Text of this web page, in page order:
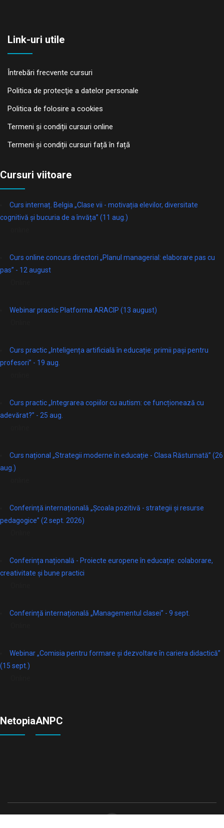
Link-uri utile
Întrebări frecvente cursuri
Politica de protecţie a datelor personale
Politica de folosire a cookies
Termeni și condiții cursuri online
Termeni și condiții cursuri față în față
Cursuri viitoare
Curs internaț. Belgia „Clase vii - motivația elevilor, diversitate
cognitivă și bucuria de a învăța” (11 aug.)
Curs online concurs directori „Planul managerial: elaborare pas cu
pas” - 12 august
Webinar practic Platforma ARACIP (13 august)
Curs practic „Inteligența artificială în educație: primii pași pentru
profesori” - 19 aug.
Curs practic „Integrarea copiilor cu autism: ce funcționează cu
adevărat?” - 25 aug.
Curs național „Strategii moderne în educație - Clasa Răsturnată” (26
aug.)
Conferință internațională „Școala pozitivă - strategii și resurse
pedagogice” (2 sept. 2026)
Conferința națională - Proiecte europene în educație: colaborare,
creativitate și bune practici
Conferință internațională „Managementul clasei” - 9 sept.
Webinar „Comisia pentru formare și dezvoltare în cariera didactică”
(15 sept.)
NetopiaANPC